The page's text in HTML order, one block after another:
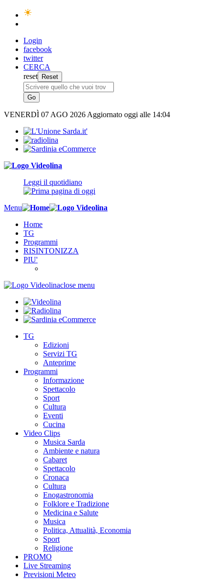
Login
facebook
twitter
CERCA
reset
VENERDÌ 07 AGO 2026 Aggiornato oggi alle 14:04
Leggi il quotidiano
Menu
Home
TG
Programmi
RISINTONIZZA
PIU'
close menu
TG
Edizioni
Servizi TG
Anteprime
Programmi
Informazione
Spettacolo
Sport
Cultura
Eventi
Cucina
Video Clips
Musica Sarda
Ambiente e natura
Cabaret
Spettacolo
Cronaca
Cultura
Enogastronomia
Folklore e Tradizione
Medicina e Salute
Musica
Politica, Attualità, Economia
Sport
Religione
PROMO
Live Streaming
Previsioni Meteo